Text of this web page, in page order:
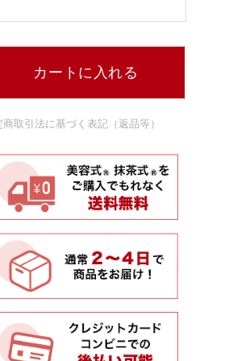
カートに入れる
商取引法に基づく表記（返品等）